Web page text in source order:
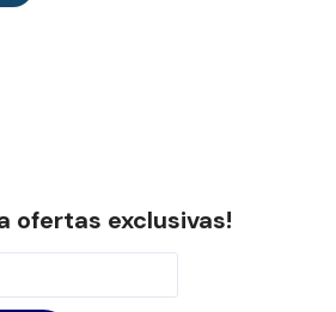
ofertas exclusivas!